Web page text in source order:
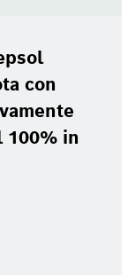
con
100% in